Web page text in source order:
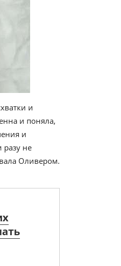
и
и поняла,
и
разу не
Оливером.